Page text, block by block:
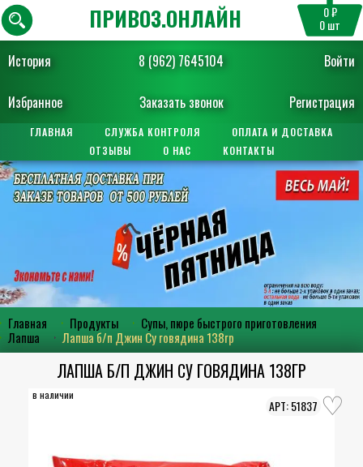
История 8 (962) 7645104 Войти
Избранное Заказать звонок Регистрация
ПРИВОЗ.ОНЛАЙН 0 ₽
0шт
ГЛАВНАЯ СЛУЖБА КОНТРОЛЯ
ОПЛАТА И ДОСТАВКА
ОТЗЫВЫ
О НАС КОНТАКТЫ
Главная Продукты
Супы, пюре быстрого приготовления
Лапша
Лапша б/п Джин Су говядина 138гр
ЛАПША Б/П ДЖИН СУ ГОВЯДИНА 138ГР
в наличии
51837